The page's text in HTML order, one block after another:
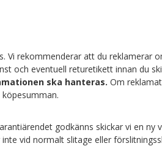
rekommenderar att du reklamerar
och eventuell returetikett innan du
ska hanteras. Om
godkänns skickar vi en
vid normalt slitage eller